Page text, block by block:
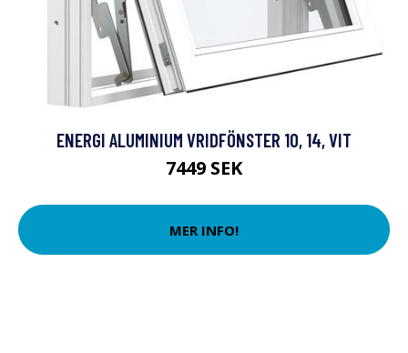
ENERGI ALUMINIUM VRIDFÖNSTER 10, 14, VIT
7449 SEK
MER INFO!